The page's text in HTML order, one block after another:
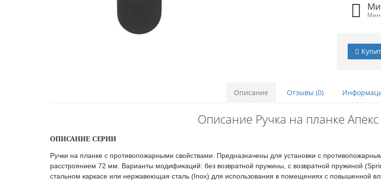
Описание Отзывы (0)
Описание Ручка на планке
ОПИСАНИЕ СЕРИИ
Ручки на планке с противопожарными свойствами. Предназначены для установки с
расстроянием 72 мм. Варианты модификаций: без возвратной пружины, с возвратной пружиной
стальном каркасе или нержавеющая сталь (Inox) для использования в помещениях с повышенной